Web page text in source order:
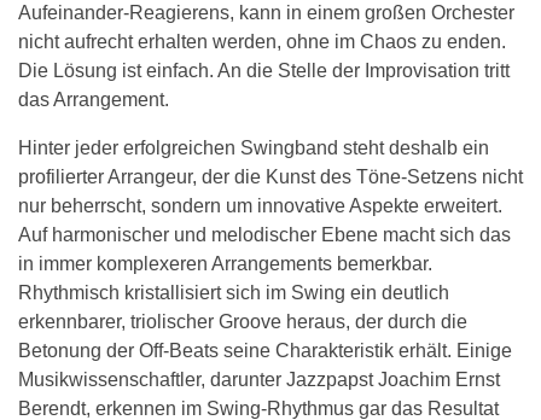
Aufeinander-Reagierens, kann in einem großen Orchester
nicht aufrecht erhalten werden, ohne im Chaos zu enden.
Die Lösung ist einfach. An die Stelle der Improvisation tritt
das Arrangement.
Hinter jeder erfolgreichen Swingband steht deshalb ein
profilierter Arrangeur, der die Kunst des Töne-Setzens nicht
nur beherrscht, sondern um innovative Aspekte erweitert.
Auf harmonischer und melodischer Ebene macht sich das
in immer komplexeren Arrangements bemerkbar.
Rhythmisch kristallisiert sich im Swing ein deutlich
erkennbarer, triolischer Groove heraus, der durch die
Betonung der Off-Beats seine Charakteristik erhält. Einige
Musikwissenschaftler, darunter Jazzpapst Joachim Ernst
Berendt, erkennen im Swing-Rhythmus gar das Resultat